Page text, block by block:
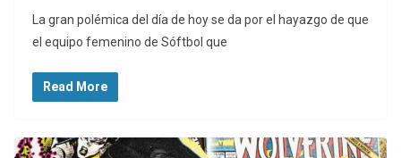
La gran polémica del día de hoy se da por el hayazgo de que
el equipo femenino de Sóftbol que
Read More